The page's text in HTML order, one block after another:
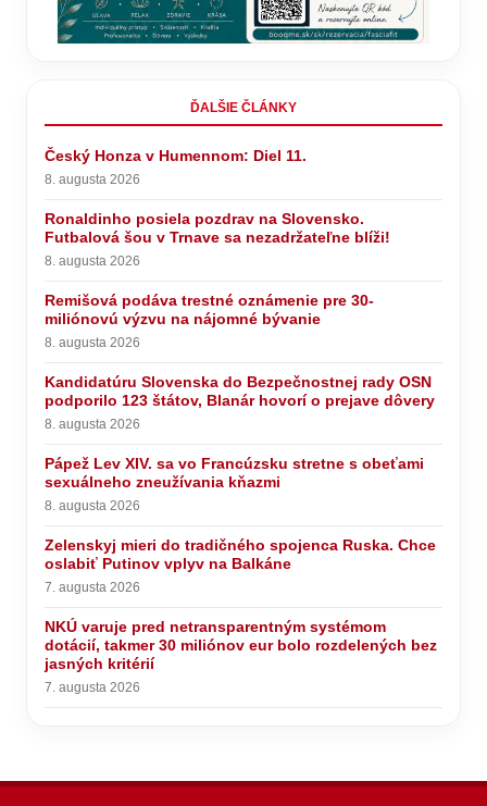
ĎALŠIE ČLÁNKY
Český Honza v Humennom: Diel 11.
8. augusta 2026
Ronaldinho posiela pozdrav na Slovensko.
Futbalová šou v Trnave sa nezadržateľne blíži!
8. augusta 2026
Remišová podáva trestné oznámenie pre 30-
miliónovú výzvu na nájomné bývanie
8. augusta 2026
Kandidatúru Slovenska do Bezpečnostnej rady OSN
podporilo 123 štátov, Blanár hovorí o prejave dôvery
8. augusta 2026
Pápež Lev XIV. sa vo Francúzsku stretne s obeťami
sexuálneho zneužívania kňazmi
8. augusta 2026
Zelenskyj mieri do tradičného spojenca Ruska. Chce
oslabiť Putinov vplyv na Balkáne
7. augusta 2026
NKÚ varuje pred netransparentným systémom
dotácií, takmer 30 miliónov eur bolo rozdelených bez
jasných kritérií
7. augusta 2026